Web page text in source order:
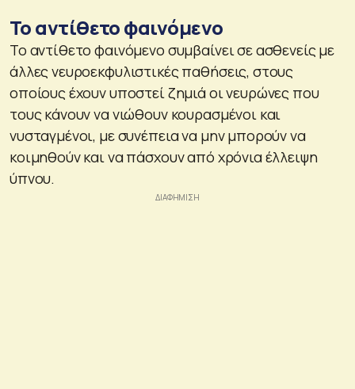
Το αντίθετο φαινόμενο
Το αντίθετο φαινόμενο συμβαίνει σε ασθενείς με
άλλες νευροεκφυλιστικές παθήσεις, στους
οποίους έχουν υποστεί ζημιά οι νευρώνες που
τους κάνουν να νιώθουν κουρασμένοι και
νυσταγμένοι, με συνέπεια να μην μπορούν να
κοιμηθούν και να πάσχουν από χρόνια έλλειψη
ύπνου.